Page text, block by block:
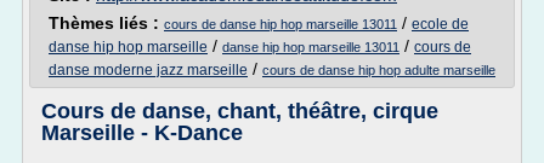
Thèmes liés : cours de danse hip hop marseille 13011 / ecole de
danse hip hop marseille / danse hip hop marseille 13011 / cours de
danse moderne jazz marseille / cours de danse hip hop adulte marseille
Cours de danse, chant, théâtre, cirque
Marseille - K-Dance